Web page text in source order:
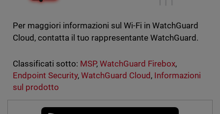
Per maggiori informazioni sul Wi-Fi in WatchGuard
Cloud, contatta il tuo rappresentante WatchGuard.
Classificati sotto: MSP, WatchGuard Firebox,
Endpoint Security, WatchGuard Cloud , Informazioni
sul prodotto